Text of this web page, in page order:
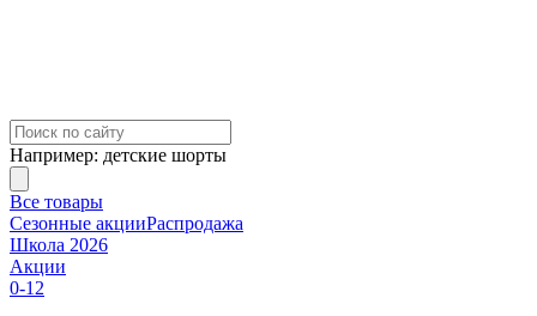
Например: детские шорты
Все товары
Сезонные акцииРаспродажа
Школа 2026
Акции
0-12